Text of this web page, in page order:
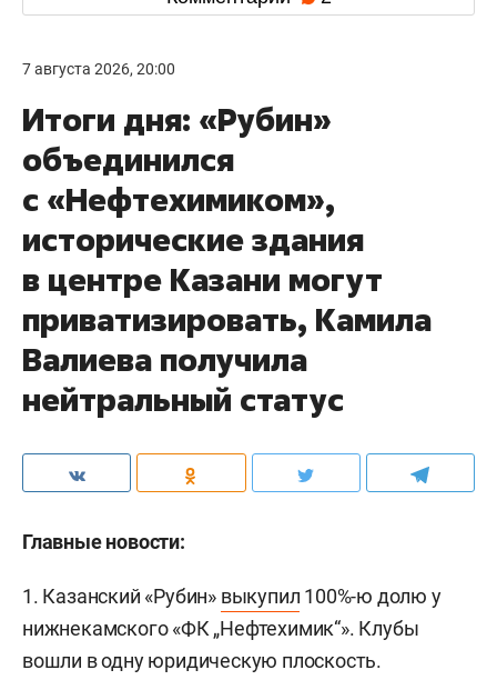
7 августа 2026, 20:00
Итоги дня: «Рубин»
объединился
с «Нефтехимиком»,
исторические здания
в центре Казани могут
приватизировать, Камила
Валиева получила
нейтральный статус
Главные новости:
1. Казанский «Рубин» выкупил 100%-ю долю у
нижнекамского «ФК „Нефтехимик“». Клубы
вошли в одну юридическую плоскость.